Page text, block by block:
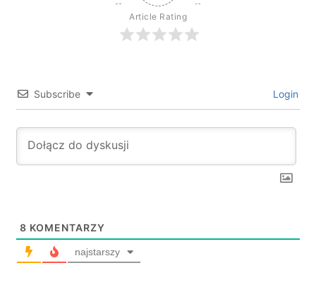
Article Rating
Subscribe Login
8 KOMENTARZY
najstarszy